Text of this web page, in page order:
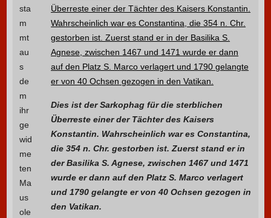
Dies ist der Sarkophag für die sterblichen
Überreste einer der Tächter des Kaisers
Konstantin. Wahrscheinlich war es Constantina,
die 354 n. Chr. gestorben ist. Zuerst stand er in
der Basilika S. Agnese, zwischen 1467 und 1471
wurde er dann auf den Platz S. Marco verlagert
und 1790 gelangte er von 40 Ochsen gezogen in
den Vatikan.
sta
m
mt
au
s
de
m
ihr
ge
wid
me
ten
Ma
us
ole